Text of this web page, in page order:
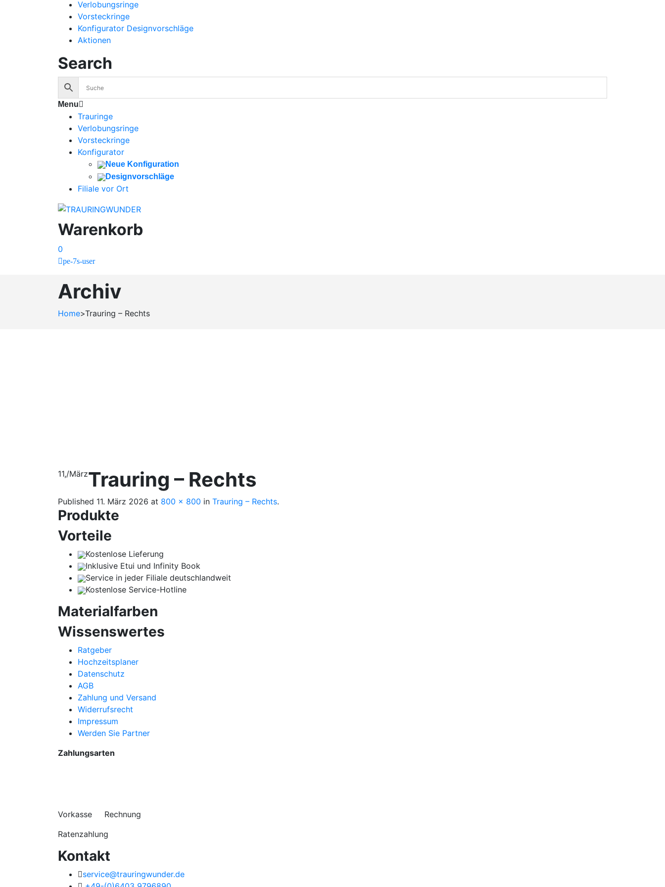
Verlobungsringe
Vorsteckringe
Konfigurator Designvorschläge
Aktionen
Search
Menu
Trauringe
Verlobungsringe
Vorsteckringe
Konfigurator
Neue Konfiguration
Designvorschläge
Filiale vor Ort
Warenkorb
0
pe-7s-user
Archiv
Home>Trauring – Rechts
11,/MärzTrauring – Rechts
Published 11. März 2026 at 800 × 800 in Trauring – Rechts.
Produkte
Vorteile
Kostenlose Lieferung
Inklusive Etui und Infinity Book
Service in jeder Filiale deutschlandweit
Kostenlose Service-Hotline
Materialfarben
Wissenswertes
Ratgeber
Hochzeitsplaner
Datenschutz
AGB
Zahlung und Versand
Widerrufsrecht
Impressum
Werden Sie Partner
Zahlungsarten
Vorkasse Rechnung
Ratenzahlung
Kontakt
service@trauringwunder.de